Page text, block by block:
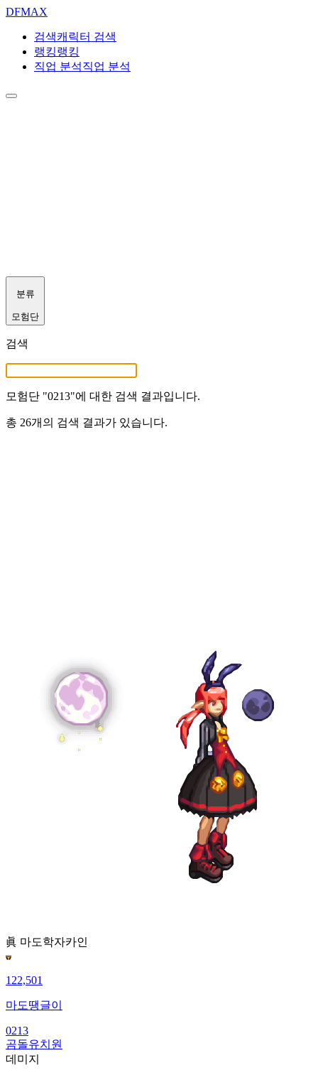
DFMAX
검색캐릭터 검색
랭킹랭킹
직업 분석직업 분석
분류
모험단
검색
모험단 "0213"에 대한 검색 결과입니다.
총 26개의 검색 결과가 있습니다.
眞 마도학자카인
122,501
마도땡글이
0213
곰돌유치원
데미지